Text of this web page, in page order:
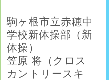
駒ヶ根市立赤穂中
学校新体操部（新
体操）
笠原 将（クロス
カントリースキ